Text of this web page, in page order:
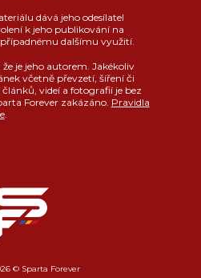
dává jeho odesílatel
k jeho publikování na
dalšímu využití.
je jeho autorem. Jakékoliv
včetně převzetí, šíření či
videí a fotografií je bez
Forever zakázáno. Pravidla
.
© Sparta Forever